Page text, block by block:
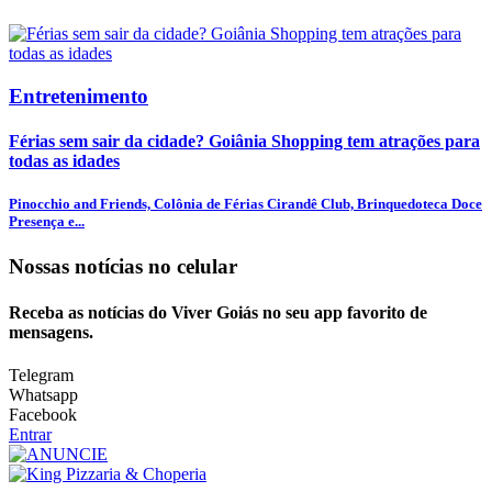
Entretenimento
Férias sem sair da cidade? Goiânia Shopping tem atrações para
todas as idades
Pinocchio and Friends, Colônia de Férias Cirandê Club, Brinquedoteca Doce
Presença e...
Nossas notícias no celular
Receba as notícias do Viver Goiás no seu app favorito de
mensagens.
Telegram
Whatsapp
Facebook
Entrar